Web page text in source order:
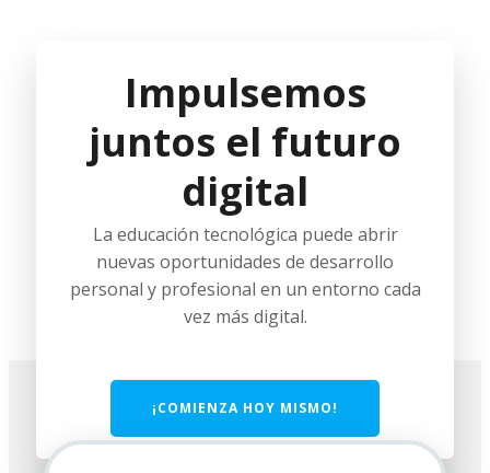
Impulsemos
juntos el futuro
digital
La educación tecnológica puede abrir
nuevas oportunidades de desarrollo
personal y profesional en un entorno cada
vez más digital.
¡COMIENZA HOY MISMO!